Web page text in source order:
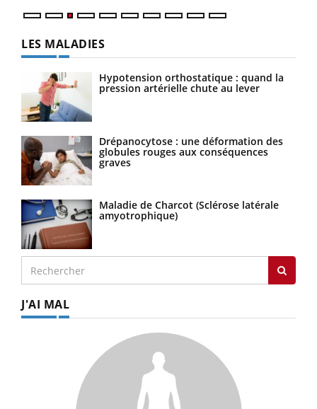
LES MALADIES
Hypotension orthostatique : quand la
pression artérielle chute au lever
Drépanocytose : une déformation des
globules rouges aux conséquences
graves
Maladie de Charcot (Sclérose latérale
amyotrophique)
J'AI MAL